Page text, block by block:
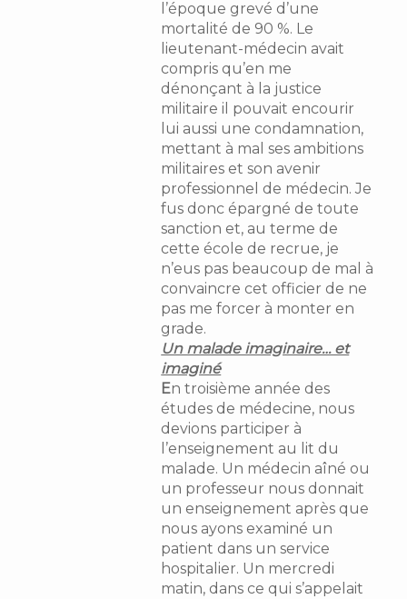
l’époque grevé d’une
mortalité de 90 %. Le
lieutenant-médecin avait
compris qu’en me
dénonçant à la justice
militaire il pouvait encourir
lui aussi une condamnation,
mettant à mal ses ambitions
militaires et son avenir
professionnel de médecin. Je
fus donc épargné de toute
sanction et, au terme de
cette école de recrue, je
n’eus pas beaucoup de mal à
convaincre cet officier de ne
pas me forcer à monter en
grade.
Un malade imaginaire… et
imaginé
En troisième année des
études de médecine, nous
devions participer à
l’enseignement au lit du
malade. Un médecin aîné ou
un professeur nous donnait
un enseignement après que
nous ayons examiné un
patient dans un service
hospitalier. Un mercredi
matin, dans ce qui s’appelait